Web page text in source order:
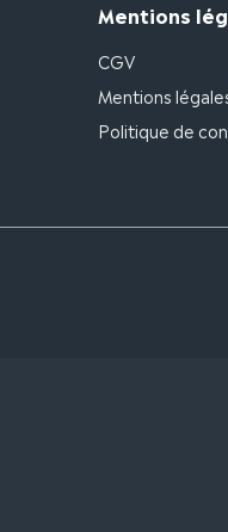
Mentions
CGV
Mentions
Politique de